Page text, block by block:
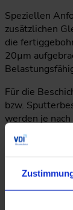
Speziellen
zusätzlichen
die
20µm
Für die
bzw.
werden je
erwähnen,
Gleitschicht
Zur
der Expertise
umfangreiche